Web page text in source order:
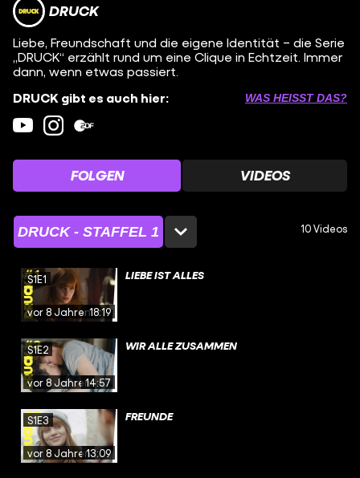
DRUCK
Liebe, Freundschaft und die eigene Identität – die Serie
„DRUCK“ erzählt rund um eine Clique in Echtzeit. Immer
dann, wenn etwas passiert.
DRUCK gibt es auch hier:
WAS HEISST DAS?
FOLGEN VIDEOS
DRUCK - STAFFEL 1 10 Videos
vor 8 Jahren18:19
S1E1 LIEBE IST ALLES
vor 8 Jahren14:57
S1E2 WIR ALLE ZUSAMMEN
vor 8 Jahren13:09
S1E3 FREUNDE